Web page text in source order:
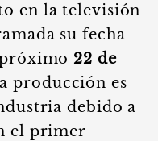
en la televisión
su fecha
22 de
producción es
debido a
el primer